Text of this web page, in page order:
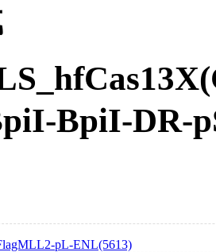
BpiI-DR-
pL-ENL(5613)